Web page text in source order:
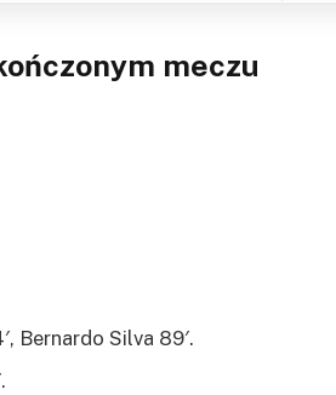
meczu
Bernardo Silva 89′.